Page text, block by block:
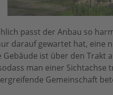
passt der Anbau so
darauf gewartet hat, eine
ist über den Trakt
man einer Sichtachse
Gemeinschaft